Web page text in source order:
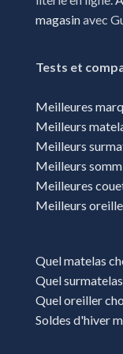
Magasins literie
Magasins literie
Magasins literie
magasinavec
Tests et
Meilleures
Meilleurs
Meilleurs
Meilleurs
Meilleures
Meilleurs
Quel matelas
Quel
Quel oreiller
Soldes d'hiver